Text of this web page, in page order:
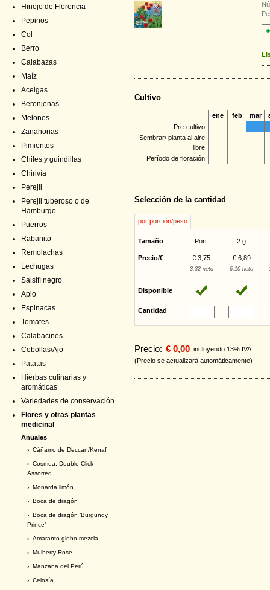
Hinojo de Florencia
Pepinos
Col
Berro
Calabazas
Maíz
Acelgas
Berenjenas
Melones
Zanahorias
Pimientos
Chiles y guindillas
Chirivía
Perejil
Perejil tuberoso o de
Hamburgo
Puerros
Rabanito
Remolachas
Lechugas
Salsifí negro
Apio
Espinacas
Tomates
Calabacines
Cebollas/Ajo
Patatas
Hierbas culinarias y
aromáticas
Variedades de conservación
Flores y otras plantas
medicinal
Anuales
› Cáñamo de Deccan/Kenaf
› Cosmea, Double Click
Assorted
› Monarda limón
› Boca de dragón
› Boca de dragón ‘Burgundy
Prince’
› Amaranto globo mezcla
› Mulberry Rose
› Manzana del Perú
› Celosía
Cultivo
ene feb mar
Pre-cultivo
Sembrar/ planta al aire
libre
Período de floración
Selección de la cantidad
por porción/peso
Tamaño Port. 2 g
Precio/€ € 3,75 € 6,89
3,32 neto 6,10 neto
Disponible
Cantidad
Precio: € 0,00 incluyendo 13% IVA
(Precio se actualizará automáticamente)